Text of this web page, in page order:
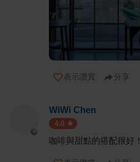
表示讚賞 分享
WiWi Chen
4.0
咖啡與甜點的搭配很好！